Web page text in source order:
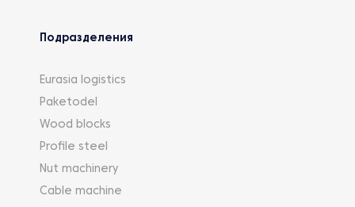
Подразделения
Eurasia logistics
Paketodel
Wood blocks
Profile steel
Nut machinery
Cable machine